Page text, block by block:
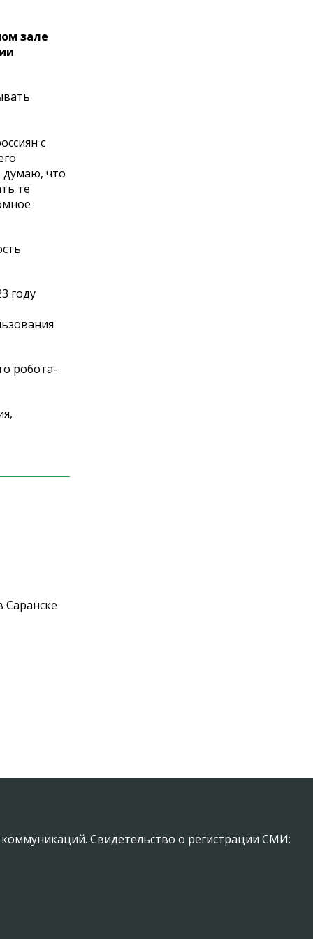
зале
с
думаю, что
те
году
робота-
Саранске
Свидетельство о регистрации СМИ: